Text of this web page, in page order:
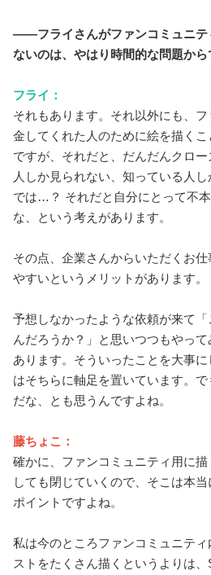
――フライさんがファンコミュニテ
ないのは、やはり時間的な問題から
フライ：
それもあります。それ以外にも、
金してくれた人のために絵を描く
ですが、それだと、だんだんクロ
人しか見られない、知っている人
では…？ それだと自分にとって不
な、という考えがあります。
その点、企業さんからいただくお
やすいというメリットがあります。
予想しなかったような依頼が来て
んだろうか？」と思いつつもやっ
あります。そういったことを大事
はそちらに軸足を置いています。
だな、とも思うんですよね。
藤ちょこ：
確かに、ファンコミュニティ用に
しても閉じていくので、そこは本
ポイントですよね。
私は今のところファンコミュニテ
ストをたくさん描くというよりは